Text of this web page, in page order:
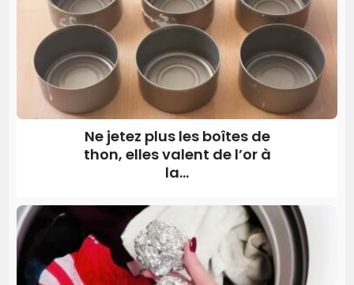
Ne jetez plus les boîtes de
thon, elles valent de l’or à
la...